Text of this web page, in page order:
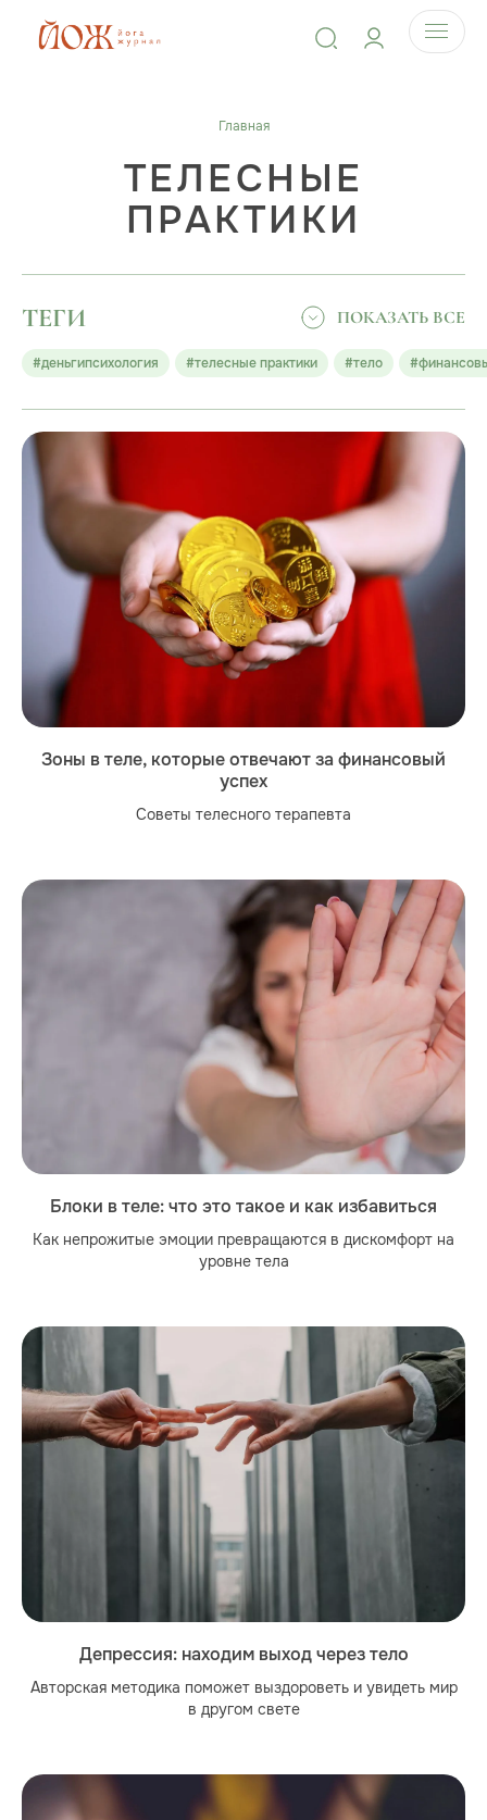
Главная
ТЕЛЕСНЫЕ
ПРАКТИКИ
ТЕГИ ПОКАЗАТЬ ВСЕ
#деньгипсихология #телесные практики #тело
Зоны в теле, которые отвечают за финансовый
успех
Cоветы телесного терапевта
Блоки в теле: что это такое и как избавиться
Как непрожитые эмоции превращаются в дискомфорт на
уровне тела
Депрессия: находим выход через тело
Авторская методика поможет выздороветь и увидеть мир
в другом свете